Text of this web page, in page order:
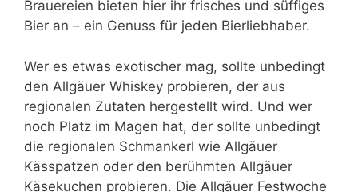
Brauereien bieten hier ihr frisches und süffiges
Bier an – ein Genuss für jeden Bierliebhaber.
Wer es etwas exotischer mag, sollte unbedingt
den Allgäuer Whiskey probieren, der aus
regionalen Zutaten hergestellt wird. Und wer
noch Platz im Magen hat, der sollte unbedingt
die regionalen Schmankerl wie Allgäuer
Kässpatzen oder den berühmten Allgäuer
Käsekuchen probieren. Die Allgäuer Festwoche